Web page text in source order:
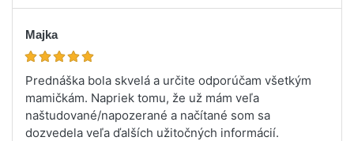
Majka
Prednáška bola skvelá a určite odporúčam všetkým
mamičkám. Napriek tomu, že už mám veľa
naštudované/napozerané a načítané som sa
dozvedela veľa ďalších užitočných informácií.